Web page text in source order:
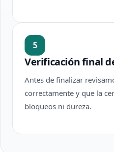
5
Verificación final
Antes de finalizar
correctamente y que la
bloqueos ni dureza.